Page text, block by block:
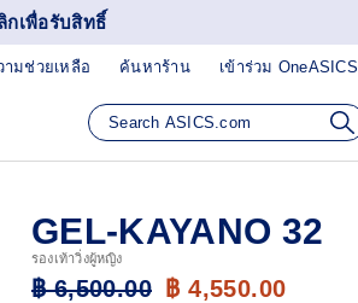
กเพื่อรับสิทธิ์
ามช่วยเหลือ ค้นหาร้าน เข้าร่วม OneASICS
GEL-KAYANO 32
รองเท้าวิ่งผู้หญิง
฿ 6,500.00 ฿ 4,550.00